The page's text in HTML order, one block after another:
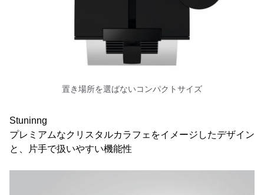
置き場所を選ばないコンパクトサイズ
Stuninng
プレミアムなクリスタルカラフェをイメージしたデザイン
と、片手で扱いやすい機能性